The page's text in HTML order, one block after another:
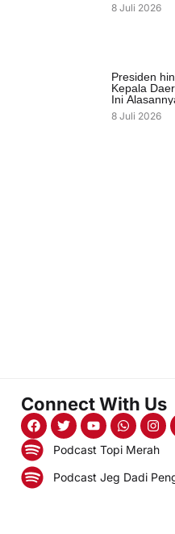
8 Juli 2026
Presiden
Kepala
Ini
8 Juli 2026
Connect With Us
Podcast Topi Merah
Podcast Jeg Dadi